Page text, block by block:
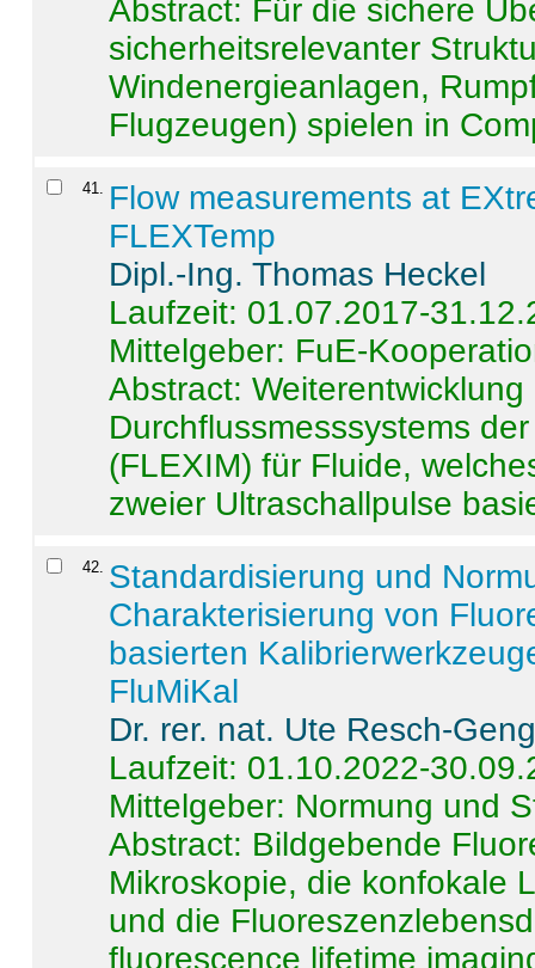
Abstract: Für die sichere
sicherheitsrelevanter
Windenergieanlagen,
Flugzeugen) spielen in
41. Flow measurements at
FLEXTemp
Dipl.-Ing. Thomas Heckel
Laufzeit: 01.07.2017-
Mittelgeber: FuE-
Abstract:
Durchflussmesssystems
(FLEXIM) für Fluide,
zweier Ultraschallpulse
42. Standardisierung und
Charakterisierung von
basierten
FluMiKal
Dr. rer. nat. Ute Resch-
Laufzeit: 01.10.2022-
Mittelgeber: Normung und
Abstract: Bildgebende
Mikroskopie, die konfokale
und die
fluorescence lifetime